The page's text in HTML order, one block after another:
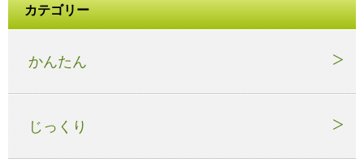
カテゴリー
かんたん
じっくり